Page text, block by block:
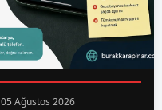
05 Ağustos 2026